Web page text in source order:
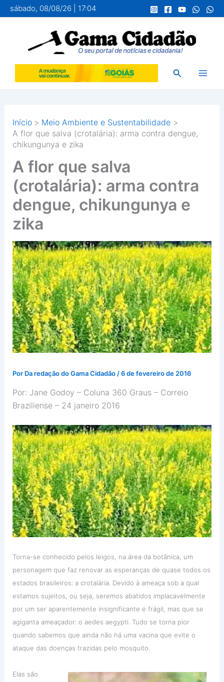
para
conteúdo
sábado, 08/08/26 | 17:04
Pesquisar
Início
Meio Ambiente e Sustentabilidade
A flor que salva (crotalária): arma contra dengue,
chikungunya e zika
A flor que salva
(crotalária): arma contra
dengue, chikungunya e
zika
Por Da redação do Gama Cidadão/6 de fevereiro de 2016
Por: Jane Godoy – Coluna 360 Graus – Correio
Braziliense – 24 janeiro 2016
Torna-se conhecido pelos leigos, na área da botânica, um
personagem que faz renovar as esperanças de quase todos os
estados brasileiros: a crotalária. Devido à ameaça sob a qual
estamos sujeitos, ou seja, seremos abatidos implacavelmente
por um ser aparentemente insignificante e frágil, mas que se
agiganta ameaçador: o aedes aegypti. Tudo se torna pior
quando sabemos que ainda não há uma vacina que evite o
ataque das doenças trazidas pelo mosquito.
Elas são